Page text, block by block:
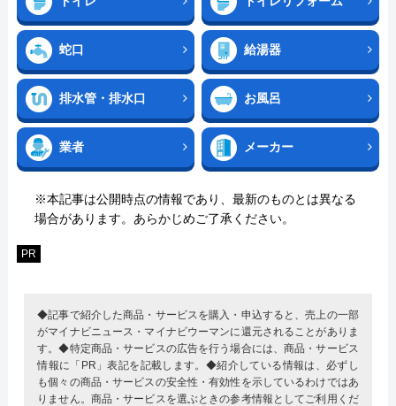
蛇口 給湯器
排水管・排水口 お風呂
業者 メーカー
※本記事は公開時点の情報であり、最新のものとは異なる
場合があります。あらかじめご了承ください。
PR
◆記事で紹介した商品・サービスを購入・申込すると、売上の一部
がマイナビニュース・マイナビウーマンに還元されることがありま
す。◆特定商品・サービスの広告を行う場合には、商品・サービス
情報に「PR」表記を記載します。◆紹介している情報は、必ずし
も個々の商品・サービスの安全性・有効性を示しているわけではあ
りません。商品・サービスを選ぶときの参考情報としてご利用くだ